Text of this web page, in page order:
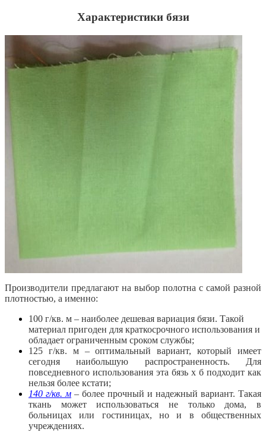
Характеристики бязи
Производители предлагают на выбор полотна с самой разной
плотностью, а именно:
100 г/кв. м – наиболее дешевая вариация бязи. Такой
материал пригоден для краткосрочного использования и
обладает ограниченным сроком службы;
125 г/кв. м – оптимальный вариант, который имеет
сегодня наибольшую распространенность. Для
повседневного использования эта бязь х б подходит как
нельзя более кстати;
140 г/кв. м – более прочный и надежный вариант. Такая
ткань может использоваться не только дома, в
больницах или гостиницах, но и в общественных
учреждениях.